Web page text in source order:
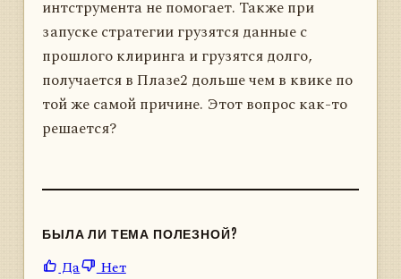
интструмента не помогает. Также при
запуске стратегии грузятся данные с
прошлого клиринга и грузятся долго,
получается в Плазе2 дольше чем в квике по
той же самой причине. Этот вопрос как-то
решается?
БЫЛА ЛИ ТЕМА ПОЛЕЗНОЙ?
Да Нет